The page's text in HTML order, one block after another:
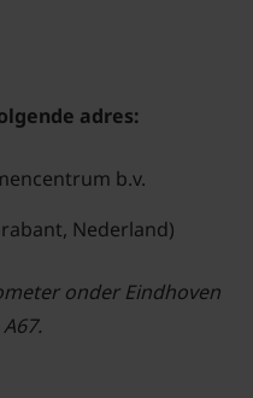
adres:
b.v.
Nederland)
onder Eindhoven